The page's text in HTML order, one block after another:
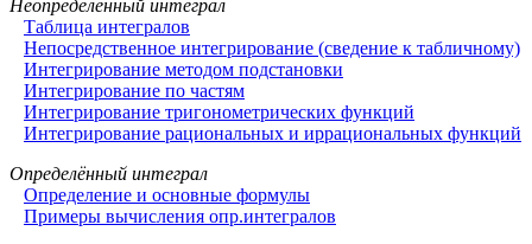
Неопределённый интеграл
Таблица интегралов
Непосредственное интегрирование (сведение к табличному)
Интегрирование методом подстановки
Интегрирование по частям
Интегрирование тригонометрических функций
Интегрирование рациональных и иррациональных функций
Определённый интеграл
Определение и основные формулы
Примеры вычисления опр.интегралов